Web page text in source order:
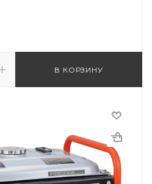
В КОРЗИНУ